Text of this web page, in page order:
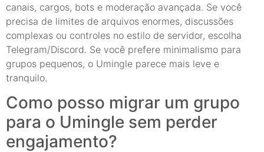
canais, cargos, bots e moderação avançada. Se você
precisa de limites de arquivos enormes, discussões
complexas ou controles no estilo de servidor, escolha
Telegram/Discord. Se você prefere minimalismo para
grupos pequenos, o Umingle parece mais leve e
tranquilo.
Como posso migrar um grupo
para o Umingle sem perder
engajamento?